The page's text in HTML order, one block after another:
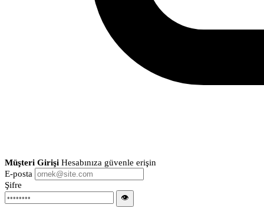
Müşteri Girişi Hesabınıza güvenle erişin
E-posta
Şifre
👁